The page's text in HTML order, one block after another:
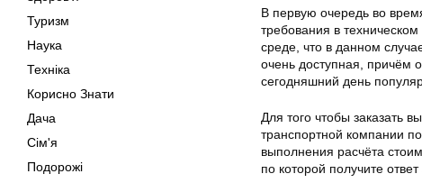
Туризм
Наука
Техніка
Корисно Знати
Дача
Сім'я
Подорожі
В первую очередь во
требования в
среде, что в данном
очень доступная, причём
сегодняшний день
Для того чтобы заказать
транспортной компании
выполнения расчёта
по которой получите